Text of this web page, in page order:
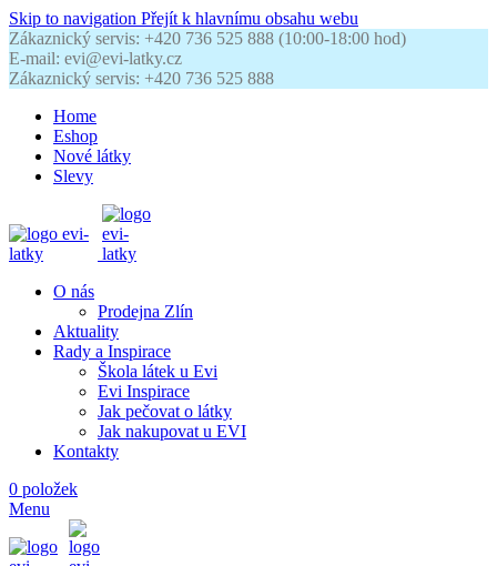
Skip to navigation Přejít k hlavnímu obsahu webu
Zákaznický servis: +420 736 525 888 (10:00-18:00 hod)
E-mail: evi@evi-latky.cz
Zákaznický servis: +420 736 525 888
Home
Eshop
Nové látky
Slevy
O nás
Prodejna Zlín
Aktuality
Rady a Inspirace
Škola látek u Evi
Evi Inspirace
Jak pečovat o látky
Jak nakupovat u EVI
Kontakty
0 položek
Menu